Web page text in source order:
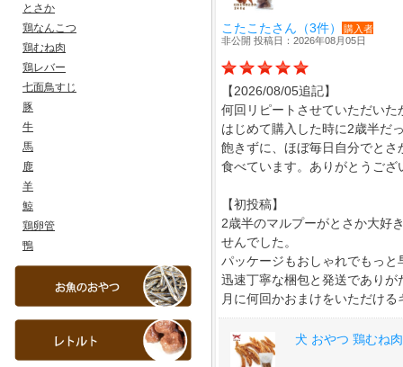
とさか
鶏なんこつ
鶏むね肉
鶏レバー
七面鳥すじ
豚
牛
馬
鹿
羊
鯨
鶏卵管
鴨